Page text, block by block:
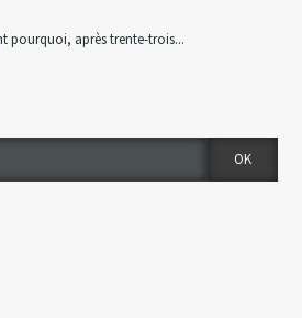
pourquoi, après trente-trois...